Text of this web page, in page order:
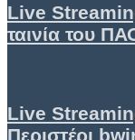
Live
ταινία του
Live
Περιστέρι